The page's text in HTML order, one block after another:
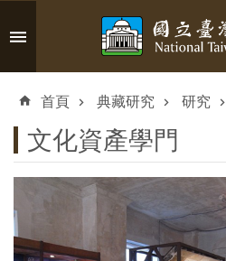
跳到主要內容區塊
搜
認
識
首頁 典藏研究 研究
文化資產學門